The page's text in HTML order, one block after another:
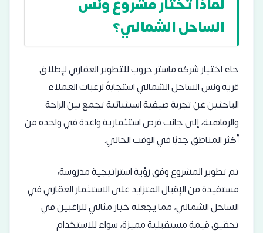
لماذا تختار مشروع ونس
الساحل الشمالي؟
جاء اختيار شركة ماستر جروب للتطوير العقاري لإطلاق
قرية ونس الساحل الشمالي استجابةً لرغبات العملاء
الباحثين عن تجربة صيفية استثنائية تجمع بين الراحة
والرفاهية، إلى جانب فرص استثمارية واعدة في واحدة من
أكثر المناطق جذبًا في الوقت الحالي.
تم تطوير المشروع وفق رؤية استراتيجية مدروسة،
مستفيدة من الإقبال المتزايد على الاستثمار العقاري في
الساحل الشمالي، مما يجعله خيار مثالي للراغبين في
تحقيق قيمة مستقبلية مميزة، سواء للاستخدام